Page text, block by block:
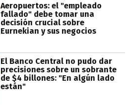
Aeropuertos: el "empleado
fallado" debe tomar una
decisión crucial sobre
Eurnekian y sus negocios
El Banco Central no pudo dar
precisiones sobre un sobrante
de $4 billones: "En algún lado
están"